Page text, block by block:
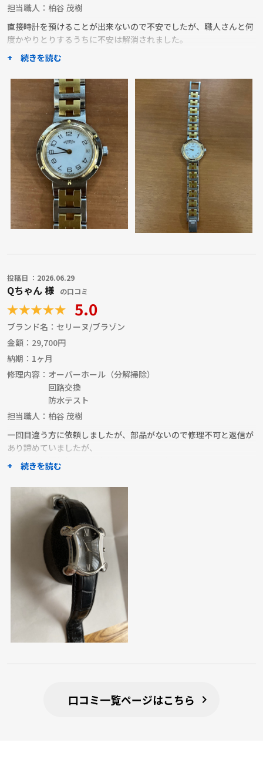
担当職人： 柏谷 茂樹
直接時計を預けることが出来ないので不安でしたが、職人さんと何
度かやりとりするうちに不安は解消されました。
梱包キットの受け取りの日時がかなり遅くなり、修理の完了まで予
定よりだいぶ時間がかかったのは残念でした。
しかしこれでまた、長い間使えなかった時計が使えるようになった
ことは嬉しいです。時計も預けた時よりも綺麗になって帰ってきま
した。ありがとうございました。
職人からのコメント
+ 続きを読む
投稿日 ：2026.06.29
Qちゃん 様 の口コミ
5.0
ブランド名： セリーヌ/ブラゾン
金額： 29,700円
納期： 1ヶ月
修理内容： オーバーホール（分解掃除）
回路交換
防水テスト
担当職人： 柏谷 茂樹
一回目違う方に依頼しましたが、部品がないので修理不可と返信が
あり諦めていましたが、
もう一度、再依頼し担当変えお願いしました。
オーバーホールし時計が復活しました。
ありがとうございました。
職人からのコメント
+ 続きを読む
口コミ一覧ページはこちら chevron_right